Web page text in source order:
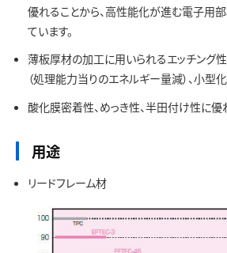
優れることから、高性能化が進む電子用
ています。
薄板厚材の加工に用いられるエッチング
（処理能力当りのエネルギー量減）、小型
酸化膜密着性、めっき性、半田付け性に優
用途
リードフレーム材